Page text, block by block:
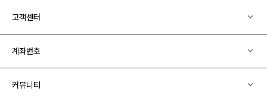
고객센터
계좌번호
커뮤니티